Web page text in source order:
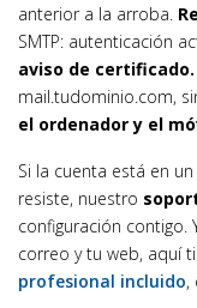
anterior a la arroba.
SMTP: autenticación
aviso de certificado.
mail.tudominio.com,
el ordenador y el
Si la cuenta está en
resiste, nuestro
configuración contigo.
correo y tu web, aquí
profesional incluido,